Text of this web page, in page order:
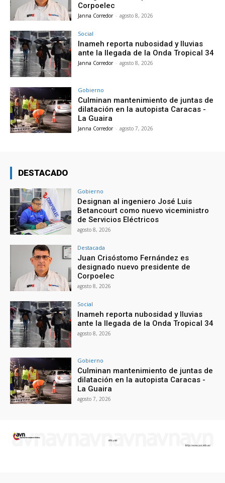
Corpoelec
Janna Corredor - agosto 8, 2026
Social
Inameh reporta nubosidad y lluvias
ante la llegada de la Onda Tropical 34
Janna Corredor - agosto 8, 2026
Gobierno
Culminan mantenimiento de juntas de
dilatación en la autopista Caracas -
La Guaira
Janna Corredor - agosto 7, 2026
DESTACADO
Gobierno
Designan al ingeniero José Luis
Betancourt como nuevo viceministro
de Servicios Eléctricos
agosto 8, 2026
Destacada
Juan Crisóstomo Fernández es
designado nuevo presidente de
Corpoelec
agosto 8, 2026
Social
Inameh reporta nubosidad y lluvias
ante la llegada de la Onda Tropical 34
agosto 8, 2026
Gobierno
Culminan mantenimiento de juntas de
dilatación en la autopista Caracas -
La Guaira
agosto 7, 2026